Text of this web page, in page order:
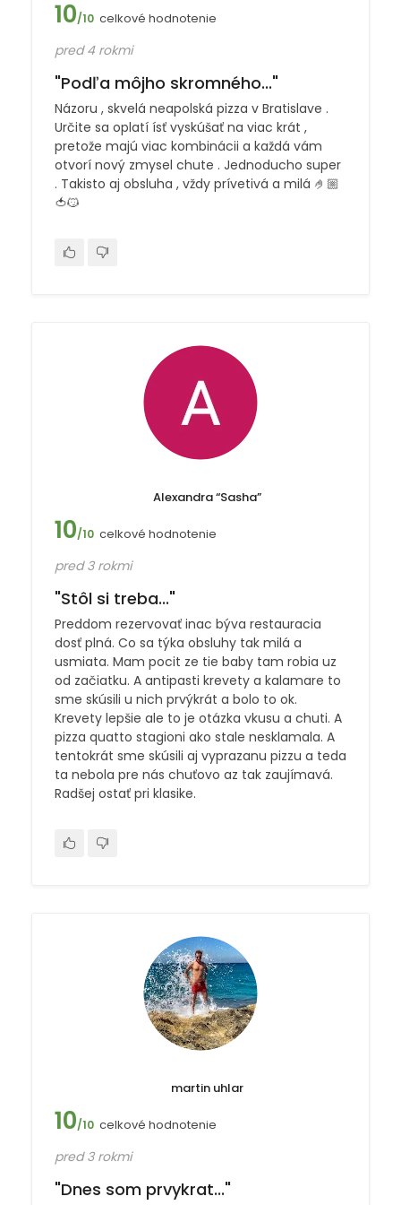
10/10 celkové hodnotenie
pred 4 rokmi
"Podľa môjho skromného..."
Názoru , skvelá neapolská pizza v Bratislave .
Určite sa oplatí ísť vyskúšať na viac krát ,
pretože majú viac kombinácii a každá vám
otvorí nový zmysel chute . Jednoducho super
. Takisto aj obsluha , vždy prívetivá a milá 🤌🏼
🍅😼
Alexandra “Sasha”
10/10 celkové hodnotenie
pred 3 rokmi
"Stôl si treba..."
Preddom rezervovať inac býva restauracia
dosť plná. Co sa týka obsluhy tak milá a
usmiata. Mam pocit ze tie baby tam robia uz
od začiatku. A antipasti krevety a kalamare to
sme skúsili u nich prvýkrát a bolo to ok.
Krevety lepšie ale to je otázka vkusu a chuti. A
pizza quatto stagioni ako stale nesklamala. A
tentokrát sme skúsili aj vyprazanu pizzu a teda
ta nebola pre nás chuťovo az tak zaujímavá.
Radšej ostať pri klasike.
martin uhlar
10/10 celkové hodnotenie
pred 3 rokmi
"Dnes som prvykrat..."